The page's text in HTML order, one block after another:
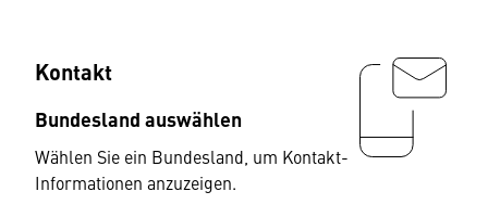
Kontakt
Bundesland auswählen
Wählen Sie ein Bundesland, um Kontakt-
Informationen anzuzeigen.